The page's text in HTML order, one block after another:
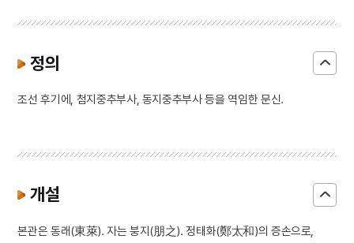
정의
조선 후기에, 첨지중추부사, 동지중추부사 등을 역임한 문신.
개설
본관은 동래(東萊). 자는 붕지(朋之). 정태화(鄭太和)의 증손으로,